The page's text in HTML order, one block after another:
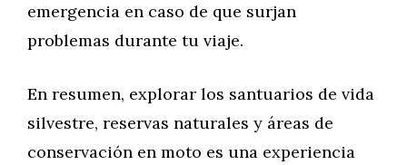
emergencia en caso de que surjan
problemas durante tu viaje.
En resumen, explorar los santuarios de vida
silvestre, reservas naturales y áreas de
conservación en moto es una experiencia